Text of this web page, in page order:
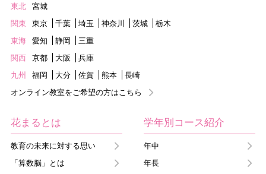
東北
宮城
関東
東京 千葉 埼玉 神奈川 茨城
栃木
東海
愛知 静岡
三重
関西
京都 大阪
兵庫
九州
福岡 大分 佐賀 熊本
長崎
オンライン教室をご希望の方はこちら
花まるとは
教育の未来に対する思い
「算数脳」とは
学年別コース紹介
年中
年長